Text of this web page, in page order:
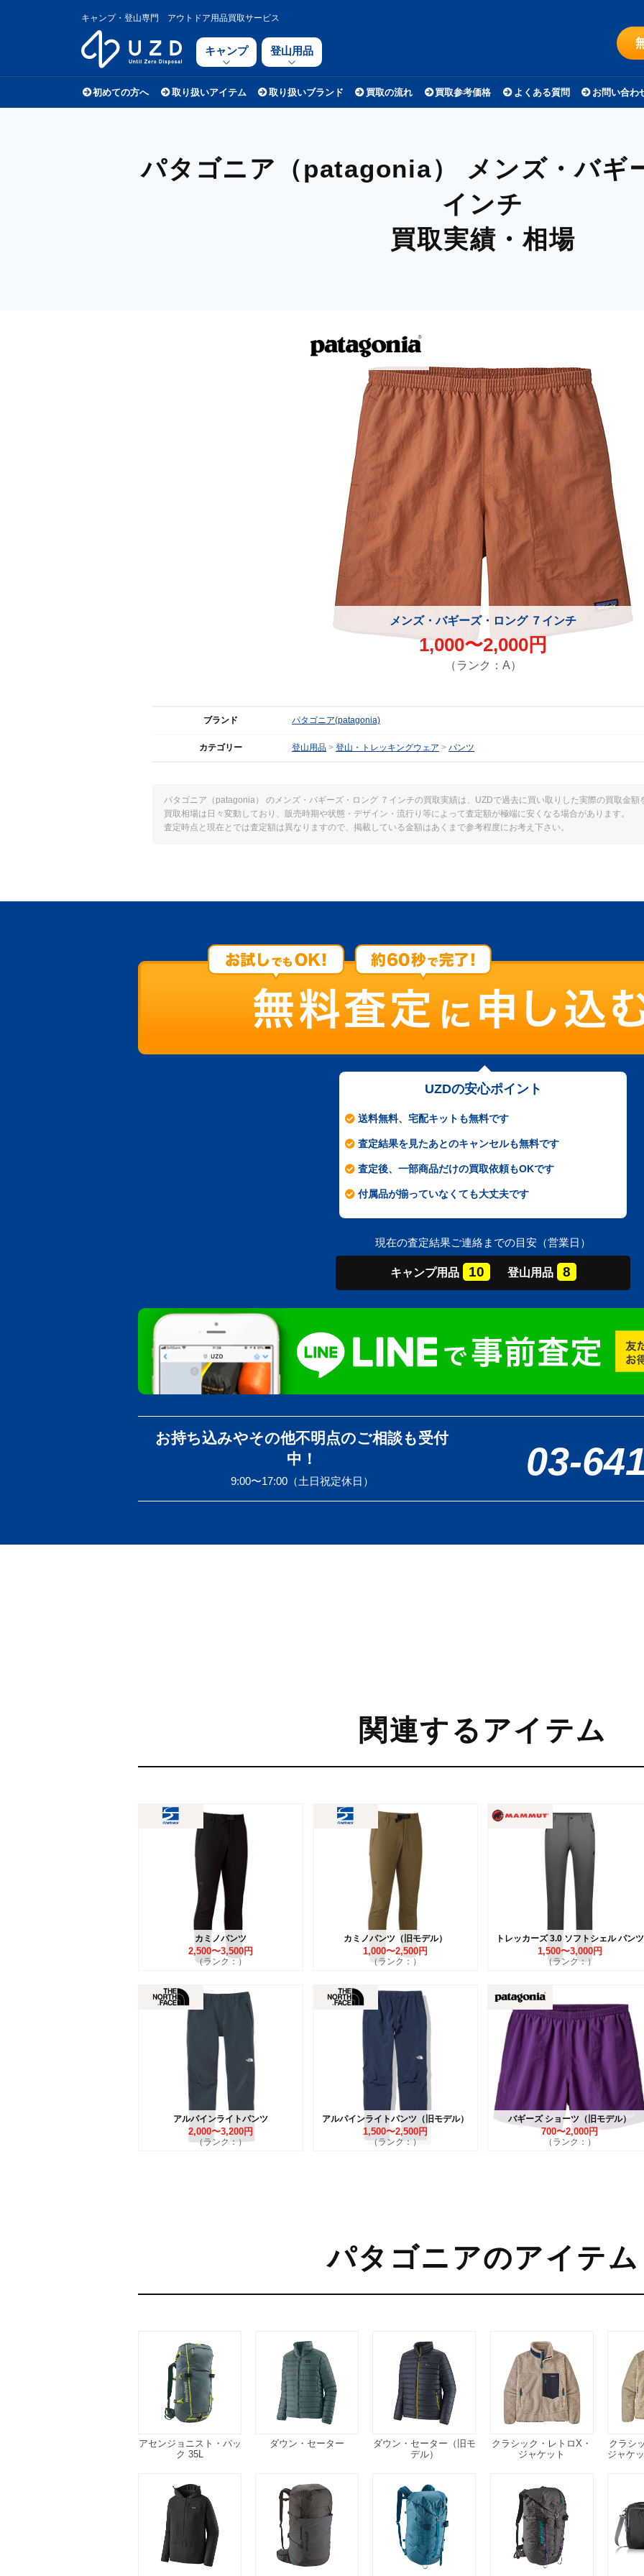
キャンプ・登山専門 アウトドア用品買取サービス
キャンプ 登山用品
初めての方へ 取り扱いアイテム 取り扱いブランド 買取の流れ 買取参考価格 よくある質問 お問い合わ
パタゴニア（patagonia） メンズ・バギ
インチ
買取実績・相場
メンズ・バギーズ・ロング ７インチ
1,000〜2,000円
（ランク：A）
ブランド パタゴニア(patagonia)
カテゴリー 登山用品 登山・トレッキングウェア パンツ
パタゴニア（patagonia） のメンズ・バギーズ・ロング ７インチの買取実績は、UZDで過去に買い取りした実際の買取金額
買取相場は日々変動しており、販売時期や状態・デザイン・流行り等によって査定額が極端に安くなる場合があります。
査定時点と現在とでは査定額は異なりますので、掲載している金額はあくまで参考程度にお考え下さい。
UZDの安心ポイント
送料無料、宅配キットも無料です
査定結果を見たあとのキャンセルも無料です
査定後、一部商品だけの買取依頼もOKです
付属品が揃っていなくても大丈夫です
現在の査定結果ご連絡までの目安（営業日）
キャンプ用品 10 登山用品 8
お持ち込みやその他不明点のご相談も受付
中！
9:00〜17:00（土日祝定休日） 03-
関連するアイテム
カミノパンツ
2,500〜3,500円
（ランク：）
カミノパンツ（旧モデル）
1,000〜2,500円
（ランク：）
トレッカーズ 3.0 ソフトシェル パンツ
1,500〜3,000円
（ランク：）
アルパインライトパンツ
2,000〜3,200円
（ランク：）
アルパインライトパンツ（旧モデル）
1,500〜2,500円
（ランク：）
バギーズ ショーツ（旧モデル）
700〜2,000円
（ランク：）
パタゴニアのアイテム
アセンジョニスト・パッ
ク 35L
ダウン・セーター
ダウン・セーター（旧モ
デル）
クラシック・レトロX・
ジャケット
クラシ
ジャケ